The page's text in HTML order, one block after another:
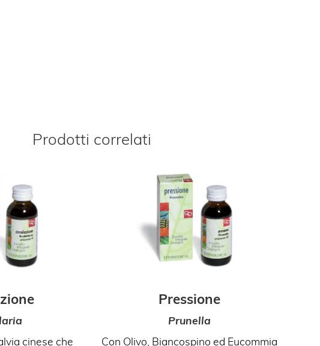
Prodotti correlati
cinese che
Pressione
Prunella
Con Olivo, Biancospino ed Eucommia